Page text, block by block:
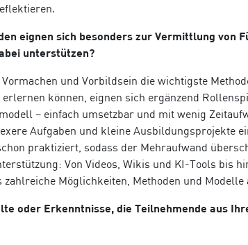
eignen sich besonders zur Vermittlung von
unterstützen?
und Vorbildsein die wichtigste
können, eignen sich ergänzend
– einfach umsetzbar und mit wenig
Aufgaben und kleine Ausbildungsprojekte
praktiziert, sodass der Mehraufwand
Von Videos, Wikis und KI-Tools bis
Möglichkeiten, Methoden und
oder Erkenntnisse, die Teilnehmende aus